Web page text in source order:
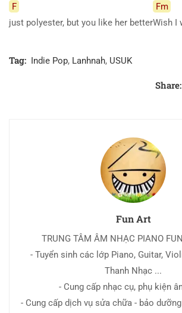
F
just polyester, but you like her better
Fm
Wish I
Tag: Indie Pop, Lanhnah, USUK
Share:
Fun Art
TRUNG TÂM ÂM NHẠC PIANO
- Tuyển sinh các lớp Piano, Guitar,
Thanh Nhạc ...
- Cung cấp nhạc cụ, phụ kiện
- Cung cấp dịch vụ sửa chữa - bảo